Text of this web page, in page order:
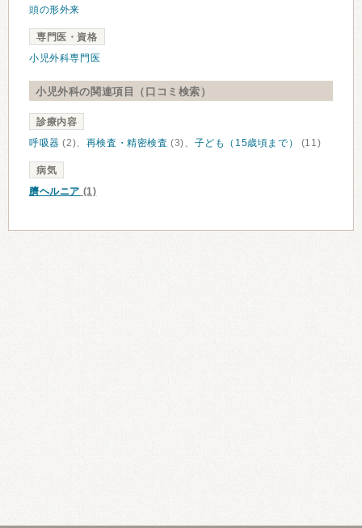
頭の形外来
専門医・資格
小児外科専門医
小児外科の関連項目（口コミ検索）
診療内容
呼吸器 (2)、 再検査・精密検査 (3)、 子ども（15歳頃まで） (11)
病気
臍ヘルニア (1)